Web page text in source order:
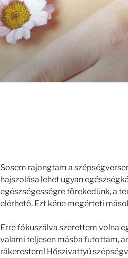
Sosem rajongtam a
hajszolása lehet ugyan
egészségességre törekedünk, a
elérhető. Ezt kéne megérteti
Erre fókuszálva szerettem volna
valami teljesen másba futottam,
rákerestem! Hőszivattyú